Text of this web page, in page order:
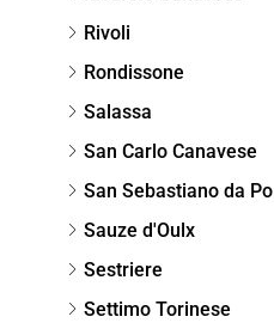
Rivoli
Rondissone
Salassa
San Carlo Canavese
San Sebastiano da Po
Sauze d'Oulx
Sestriere
Settimo Torinese